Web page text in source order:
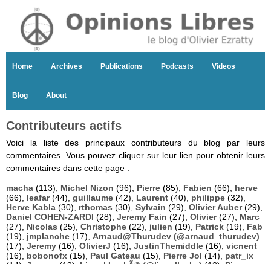
Home Archives Publications Podcasts Videos
Blog About
Contributeurs actifs
Voici la liste des principaux contributeurs du blog par leurs
commentaires. Vous pouvez cliquer sur leur lien pour obtenir leurs
commentaires dans cette page :
macha (113), Michel Nizon (96), Pierre (85), Fabien (66), herve
(66), leafar(44), guillaume (42), Laurent (40), philippe (32),
Herve Kabla (30), rthomas (30), Sylvain (29), Olivier Auber(29),
Daniel COHEN-ZARDI (28), Jeremy Fain (27), Olivier(27), Marc
(27), Nicolas (25), Christophe (22), julien (19), Patrick (19), Fab
(19), jmplanche (17), Arnaud@Thurudev (@arnaud_thurudev)
(17), Jeremy (16), OlivierJ (16), JustinThemiddle (16), vicnent
(16), bobonofx (15), Paul Gateau (15), Pierre Jol (14), patr_ix